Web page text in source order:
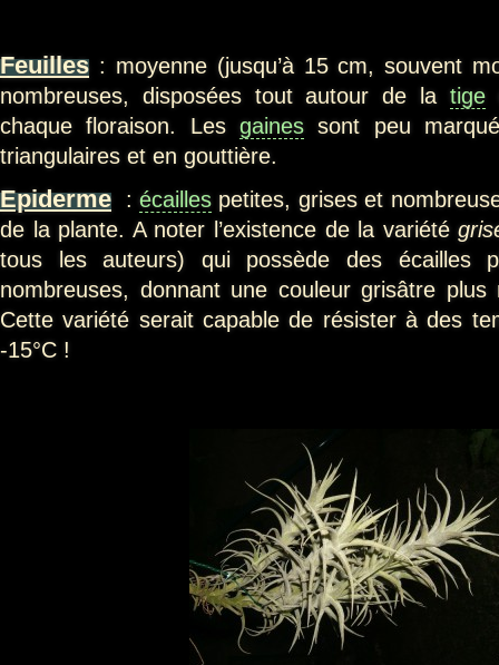
Feuilles : moyenne (jusqu’à 15 cm, souvent
nombreuses, disposées tout autour de la tige
chaque floraison. Les gaines sont peu
triangulaires et en gouttière.
Epiderme :écailles petites, grises et
de la plante. A noter l’existence de la variété
tous les auteurs) qui possède des écailles
nombreuses, donnant une couleur grisâtre
Cette variété serait capable de résister à des
-15°C !